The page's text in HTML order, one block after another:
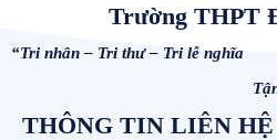
Trường THPT
“Tri nhân – Tri thư – Tri lễ nghĩa
THÔNG TIN LIÊN HỆ